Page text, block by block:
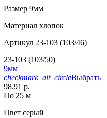
Размер 9мм
Материал хлопок
Артикул 23-103 (103/46)
23-103 (103/50)
9мм
checkmark_alt_circleВыбрать
98.91 р.
По 25 м
Цвет серый